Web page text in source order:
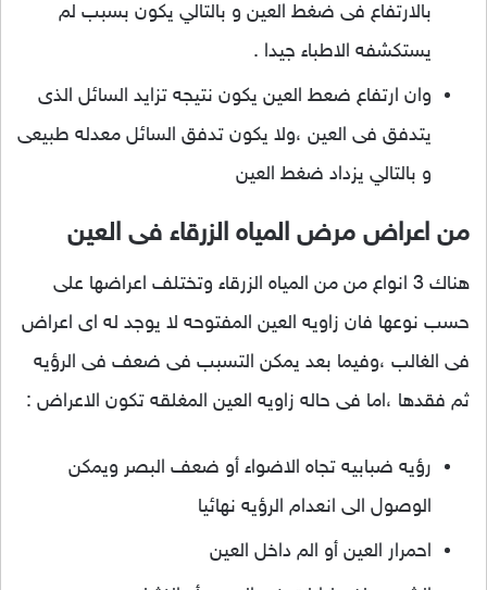
بالارتفاع فى ضغط العين و بالتالي يكون بسبب لم
يستكشفه الاطباء جيدا .
وان ارتفاع ضعط العين يكون نتيجه تزايد السائل الذى
يتدفق فى العين ،ولا يكون تدفق السائل معدله طبيعى
و بالتالي يزداد ضغط العين
من اعراض مرض المياه الزرقاء فى العين
هناك 3 انواع من من المياه الزرقاء وتختلف اعراضها على
حسب نوعها فان زاويه العين المفتوحه لا يوجد له اى اعراض
فى الغالب ،وفيما بعد يمكن التسبب فى ضعف فى الرؤيه
ثم فقدها ،اما فى حاله زاويه العين المغلقه تكون الاعراض :
رؤيه ضبابيه تجاه الاضواء أو ضعف البصر ويمكن
الوصول الى انعدام الرؤيه نهائيا
احمرار العين أو الم داخل العين